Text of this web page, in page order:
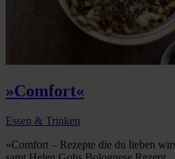
»Comfort«
Essen & Trinken
»Comfort – Rezepte die du lieben